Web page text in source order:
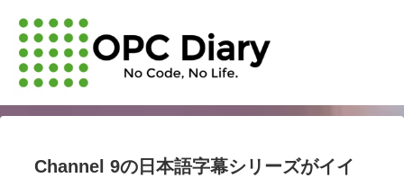
Channel 9の日本語字幕シリーズがイイ